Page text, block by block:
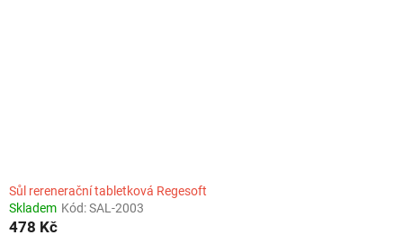
Sůl rerenerační tabletková Regesoft
Skladem Kód:SAL-2003
478 Kč